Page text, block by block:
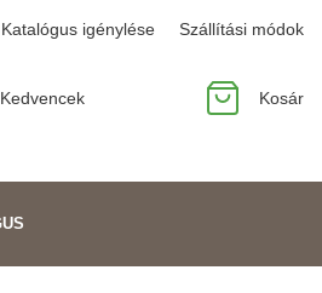
Katalógus igénylése Szállítási módok
Kedvencek Kosár